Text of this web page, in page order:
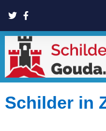
Schilder in